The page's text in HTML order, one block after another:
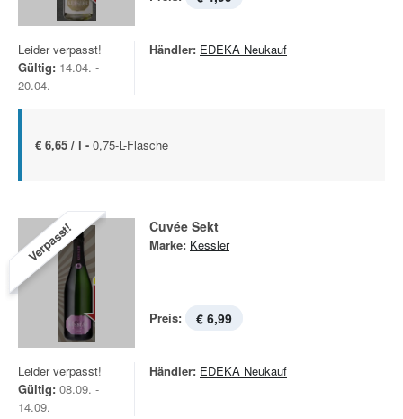
Leider verpasst!
Gültig: 14.04. -
20.04.
Händler: EDEKA Neukauf
€ 6,65 / l - 0,75-L-Flasche
Verpasst! Cuvée Sekt
Marke: Kessler
Preis: € 6,99
Leider verpasst!
Gültig: 08.09. -
14.09.
Händler: EDEKA Neukauf